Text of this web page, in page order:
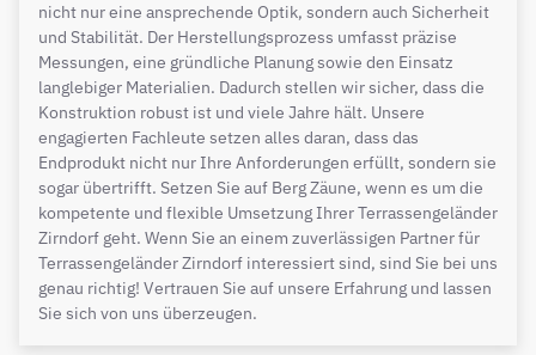
nicht nur eine ansprechende Optik, sondern auch Sicherheit
und Stabilität. Der Herstellungsprozess umfasst präzise
Messungen, eine gründliche Planung sowie den Einsatz
langlebiger Materialien. Dadurch stellen wir sicher, dass die
Konstruktion robust ist und viele Jahre hält. Unsere
engagierten Fachleute setzen alles daran, dass das
Endprodukt nicht nur Ihre Anforderungen erfüllt, sondern sie
sogar übertrifft. Setzen Sie auf Berg Zäune, wenn es um die
kompetente und flexible Umsetzung Ihrer Terrassengeländer
Zirndorf geht. Wenn Sie an einem zuverlässigen Partner für
Terrassengeländer Zirndorf interessiert sind, sind Sie bei uns
genau richtig! Vertrauen Sie auf unsere Erfahrung und lassen
Sie sich von uns überzeugen.